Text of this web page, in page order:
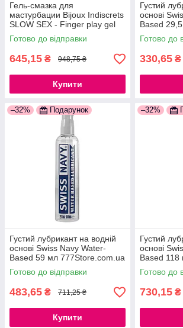
Гель-смазка для
мастурбации Bijoux Indiscrets
SLOW SEX - Finger play gel
777Store.com.ua
Готово до відправки
645,15 ₴ 948,75 ₴
Купити
Густий
основі
Based
Готово до
330,65 ₴
–32% Подарунок
Густий лубрикант на водній
основі Swiss Navy Water-
Based 59 мл 777Store.com.ua
Готово до відправки
483,65 ₴ 711,25 ₴
Купити
–32%
Густий
основі
Based 118
Готово до
730,15 ₴